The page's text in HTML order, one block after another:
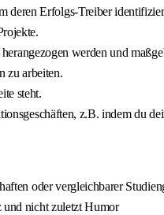
deren Erfolgs-Treiber
werden und
zu arbeiten.
steht.
z.B. indem du
oder vergleichbarer
und nicht zuletzt Humor